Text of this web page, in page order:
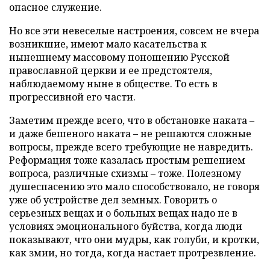
опасное служение.
Но все эти невеселые настроения, совсем не вчера
возникшие, имеют мало касательства к
нынешнему массовому поношению Русской
православной церкви и ее предстоятеля,
наблюдаемому ныне в обществе. То есть в
прогрессивной его части.
Заметим прежде всего, что в обстановке наката –
и даже бешеного наката – не решаются сложные
вопросы, прежде всего требующие не навредить.
Реформация тоже казалась простым решением
вопроса, различные схизмы – тоже. Полезному
душеспасению это мало способствовало, не говоря
уже об устройстве дел земных. Говорить о
серьезных вещах и о больных вещах надо не в
условиях эмоционального буйства, когда люди
показывают, что они мудры, как голуби, и кротки,
как змии, но тогда, когда настает протрезвление.